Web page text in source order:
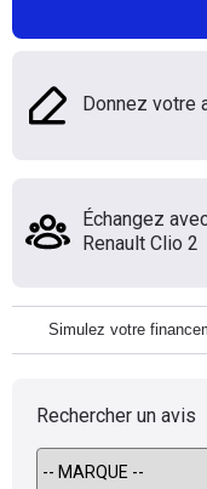
Donnez votre
Échangez
Renault Clio 2
Simulez votre
Rechercher un avis